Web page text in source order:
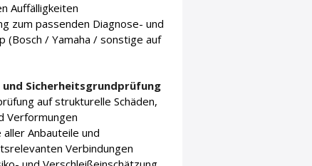
Auffälligkeiten
zum passenden Diagnose- und
(Bosch / Yamaha / sonstige auf
und Sicherheitsgrundprüfung
auf strukturelle Schäden,
Verformungen
Anbauteile und
Verbindungen